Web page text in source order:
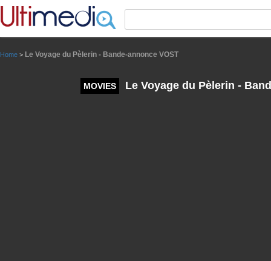
Home > Le Voyage du Pèlerin - Bande-annonce VOST
MOVIES Le Voyage du Pèlerin -
Panneau de gestion des cookies